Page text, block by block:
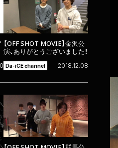
【OFF SHOT MOVIE】金沢公
演、ありがとうございました！
Da-iCE channel 2018.12.08